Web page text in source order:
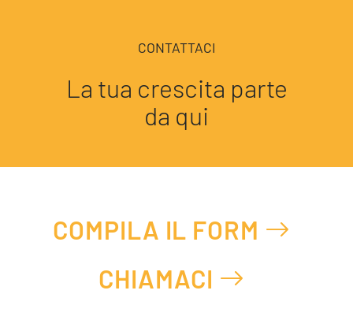
CONTATTACI
La tua crescita parte
da qui
COMPILA IL FORM
CHIAMACI